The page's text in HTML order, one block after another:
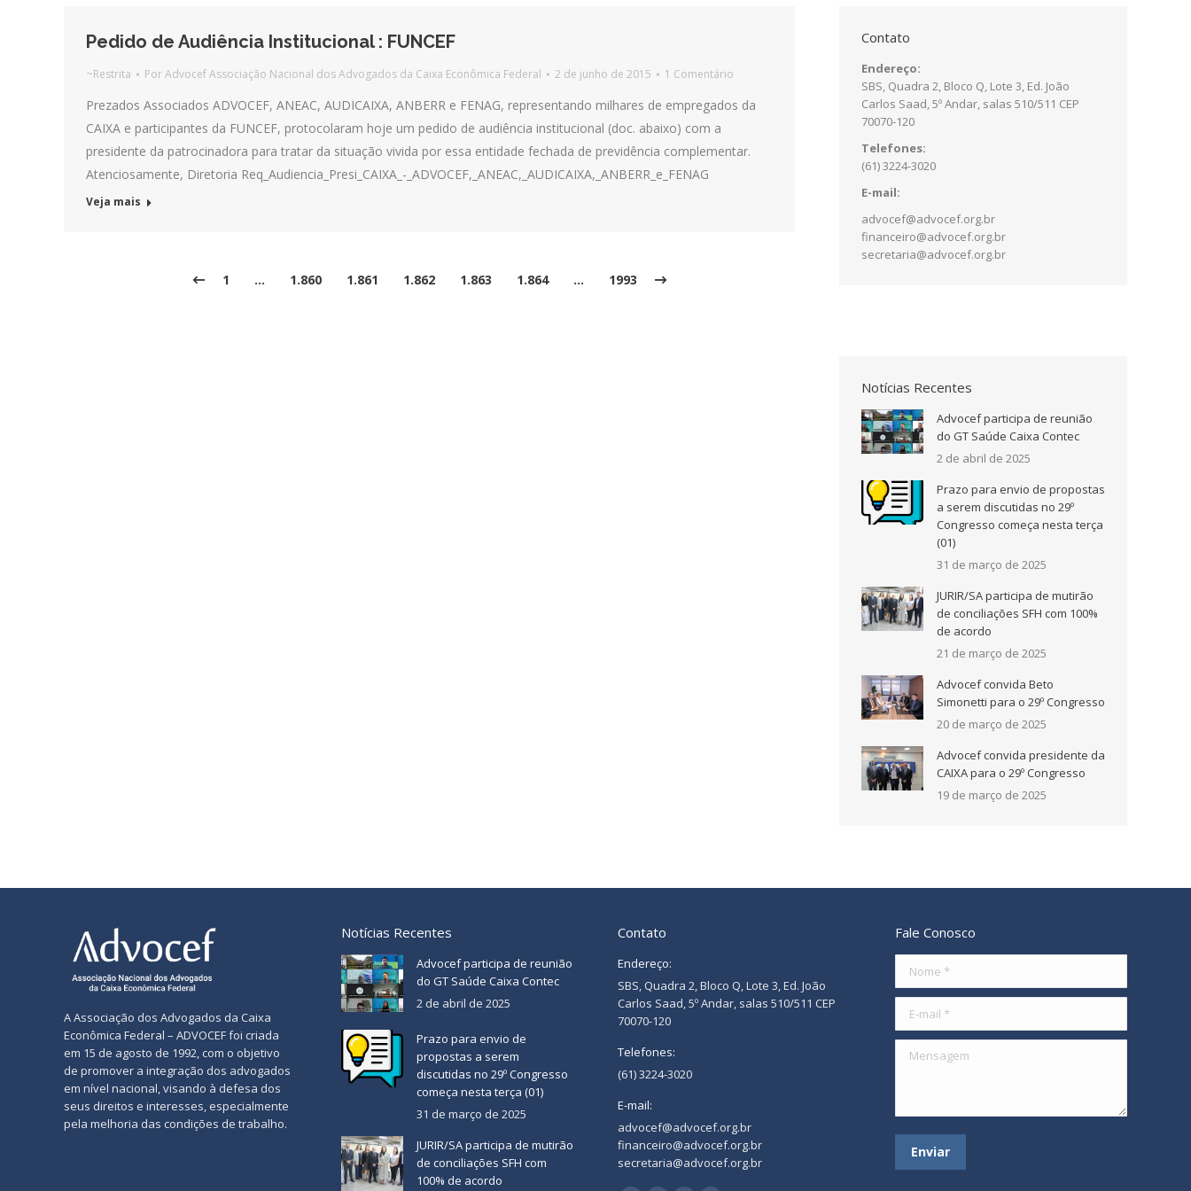
Pedido de Audiência Institucional : FUNCEF
~Restrita PorAdvocef Associação Nacional dos Advogados da Caixa Econômica Federal 2 de junho de 2015 1 Comentário
Prezados Associados ADVOCEF, ANEAC, AUDICAIXA, ANBERR e FENAG, representando milhares de empregados da
CAIXA e participantes da FUNCEF, protocolaram hoje um pedido de audiência institucional (doc. abaixo) com a
presidente da patrocinadora para tratar da situação vivida por essa entidade fechada de previdência complementar.
Atenciosamente, Diretoria Req_Audiencia_Presi_CAIXA_-_ADVOCEF,_ANEAC,_AUDICAIXA,_ANBERR_e_FENAG
Veja mais
1 … 1.860 1.861 1.862 1.863 1.864 … 1993
Contato
Endereço:
SBS, Quadra 2, Bloco Q, Lote 3, Ed. João
Carlos Saad, 5º Andar, salas 510/511 CEP
70070-120
Telefones:
(61) 3224-3020
E-mail:
advocef@advocef.org.br
financeiro@advocef.org.br
secretaria@advocef.org.br
Notícias Recentes
Advocef participa de reunião
do GT Saúde Caixa Contec
2 de abril de 2025
Prazo para envio de propostas
a serem discutidas no 29º
Congresso começa nesta terça
(01)
31 de março de 2025
JURIR/SA participa de mutirão
de conciliações SFH com 100%
de acordo
21 de março de 2025
Advocef convida Beto
Simonetti para o 29º Congresso
20 de março de 2025
Advocef convida presidente da
CAIXA para o 29º Congresso
19 de março de 2025
A Associação dos Advogados da Caixa
Econômica Federal – ADVOCEF foi criada
em 15 de agosto de 1992, com o objetivo
de promover a integração dos advogados
em nível nacional, visando à defesa dos
seus direitos e interesses, especialmente
pela melhoria das condições de trabalho.
Notícias Recentes
Advocef participa de reunião
do GT Saúde Caixa Contec
2 de abril de 2025
Prazo para envio de
propostas a serem
discutidas no 29º Congresso
começa nesta terça (01)
31 de março de 2025
JURIR/SA participa de mutirão
de conciliações SFH com
100% de acordo
Contato
Endereço:
SBS, Quadra 2, Bloco Q, Lote 3, Ed. João
Carlos Saad, 5º Andar, salas 510/511 CEP
70070-120
Telefones:
(61) 3224-3020
E-mail:
advocef@advocef.org.br
financeiro@advocef.org.br
secretaria@advocef.org.br
Fale Conosco
Mensagem
Enviar